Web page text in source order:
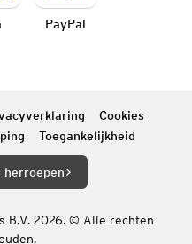
PayPal
Cookies
Toegankelijkheid
herroepen
B.V. 2026. © Alle rechten